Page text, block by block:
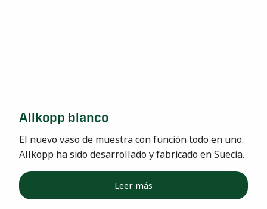
Allkopp blanco
El nuevo vaso de muestra con función todo en uno.
Allkopp ha sido desarrollado y fabricado en Suecia.
Leer más